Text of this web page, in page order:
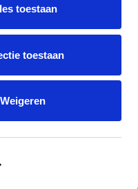
toestaan
toestaan
Weigeren
echt (en
Statement